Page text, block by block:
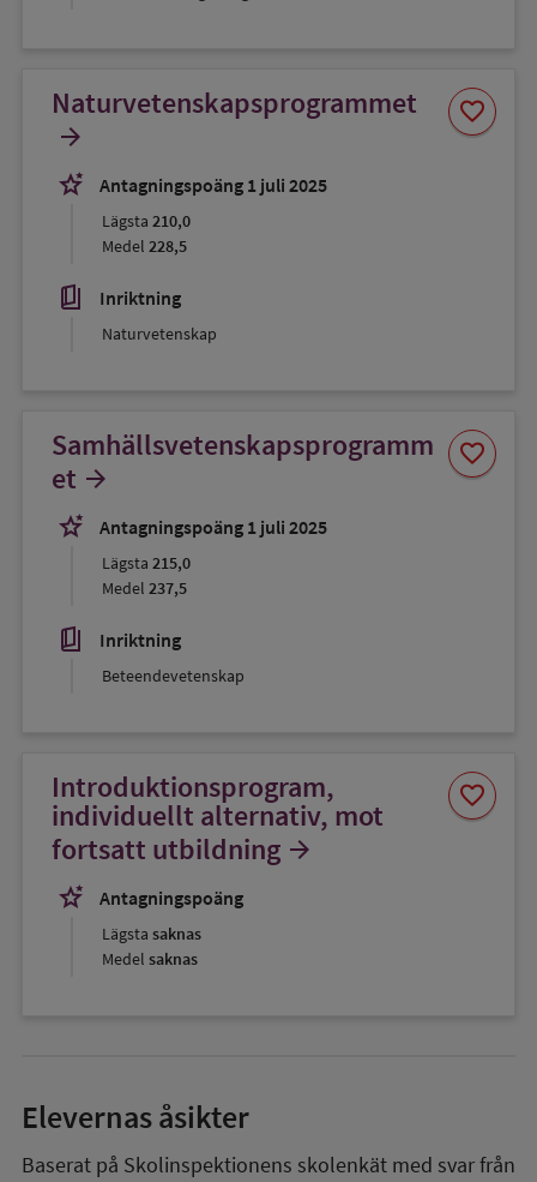
Naturvetenskapsprogrammet
arrow_forward
stars_2
Antagningspoäng 1 juli 2025
Lägsta 210,0
Medel 228,5
book_5 Inriktning
Naturvetenskap
favorite
Spara
som
Samhällsvetenskapsprogramm
et arrow_forward
stars_2
Antagningspoäng 1 juli 2025
Lägsta 215,0
Medel 237,5
book_5 Inriktning
Beteendevetenskap
favorite
Spara
som
Introduktionsprogram,
individuellt alternativ, mot
fortsatt utbildning arrow_forward
stars_2
Antagningspoäng
Lägsta saknas
Medel saknas
favorite
Spara
som
Elevernas åsikter
Baserat på Skolinspektionens skolenkät med svar från